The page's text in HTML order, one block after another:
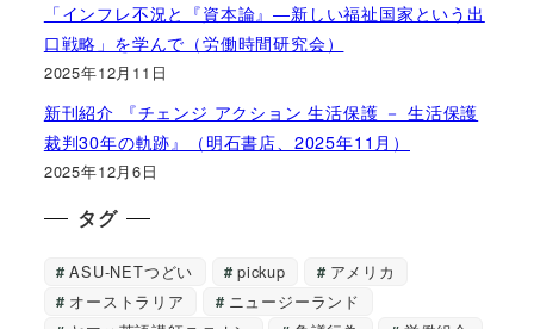
「インフレ不況と『資本論』―新しい福祉国家という出
口戦略」を学んで（労働時間研究会）
2025年12月11日
新刊紹介 『チェンジ アクション 生活保護 － 生活保護
裁判30年の軌跡』（明石書店、2025年11月）
2025年12月6日
タグ
ASU-NETつどい pickup
アメリカ
オーストラリア
ニュージーランド